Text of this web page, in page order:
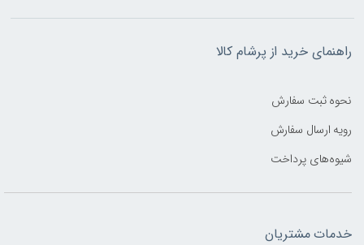
راهنمای خرید از پرشام کالا
نحوه ثبت سفارش
رویه ارسال سفارش
شیوه‌های پرداخت
خدمات مشتریان